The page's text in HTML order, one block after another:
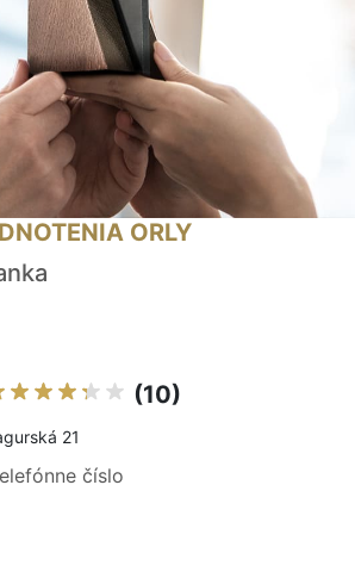
ORLY
(10)
21
číslo